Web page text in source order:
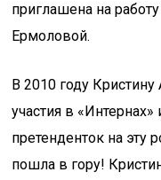
приглашена на
Ермоловой.
В 2010 году Кристину
участия в
претенденток на эту
пошла в гору!